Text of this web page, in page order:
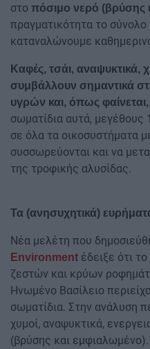
στο πόσιμο νερό (βρύσης
πραγματικότητα το
καταναλώνουμε
Καφές, τσάι, αναψυκτικά,
συμβάλλουν σημαντικά
υγρών και, όπως
σωματίδια αυτά, μεγέθους
σε όλα τα οικοσυστήματα
συσσωρεύονται και να
της τροφικής αλυσίδας.
Τα (ανησυχητικά)
Νέα μελέτη που
Environment έδειξε ότι
ζεστών και κρύων
Ηνωμένο Βασίλειο
σωματίδια. Στην ανάλυση
χυμοί, αναψυκτικά,
(βρύσης και